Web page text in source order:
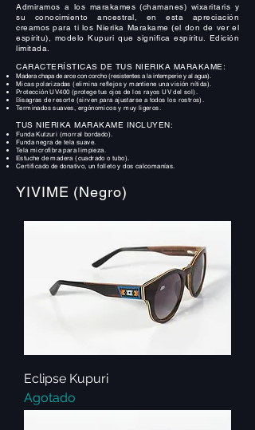
Admiramos a los marakames (chamanes) wixaritaris y
su conocimiento ancestral, en esta apreciación
creamos para ti los Nierika Marakame (el don de ver el
espíritu), modelo Kupuri que significa espíritu. Edición
limitada.
CARACTERÍSTICAS DE TUS NIERIKA MARAKAME:
Madera chapa de arce con corcho (resistentes a la intemperie y al agua).
Micas polarizadas (elimina reflejos y mantiene una visión nítida).
Protección UV400 (protege tus ojos de los rayos UV del sol).
Bisagras de resorte (sirven para ajustarse a todos los rostros).
Terminados suaves, ergónomicos y muy ligeros.
TUS NIERIKA MARAKAME INCLUYEN:
Funda Kutzuri (morral bordado).
Funda negra de tela suave.
Tela microfibra para limpieza.
Estuche de madera (cuadrado o tubo).
Certificado de donativo, un folleto y dos calcomanías.
YIVIME (Negro)
Eclipse Kupuri
Agotado